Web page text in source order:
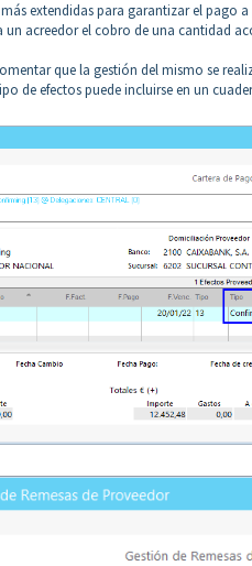
extendidas para garantizar el pago
acreedor el cobro de una cantidad
que la gestión del mismo se
de efectos puede incluirse en un